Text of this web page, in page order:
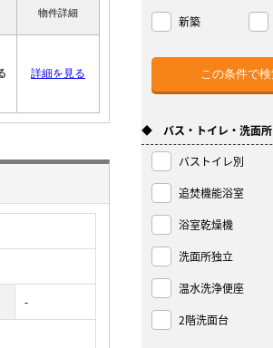
物件詳細
詳細を見る
-
新築
◆ バス・トイレ・洗面所
バストイレ別
追焚機能浴室
浴室乾燥機
洗面所独立
温水洗浄便座
2階洗面台